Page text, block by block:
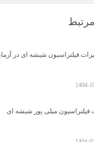
فیلتراسیون شیشه ای در
1404-
میلی پور شیشه ای